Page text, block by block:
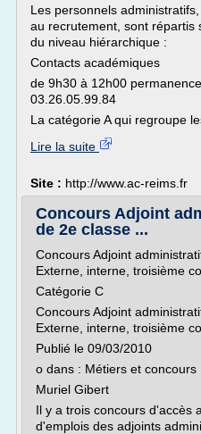
Les personnels
au recrutement, sont répartis
du niveau hiérarchique :
Contacts académiques
de 9h30 à 12h00
03.26.05.99.84
La catégorie A qui regroupe
Lire la suite
Site : http://www.ac-reims.fr
Concours Adjoint
de 2e classe ...
Concours Adjoint
Externe, interne, troisième
Catégorie C
Concours Adjoint
Externe, interne, troisième
Publié le 09/03/2010
o dans : Métiers et concours
Muriel Gibert
Il y a trois concours d'accès
d'emplois des adjoints